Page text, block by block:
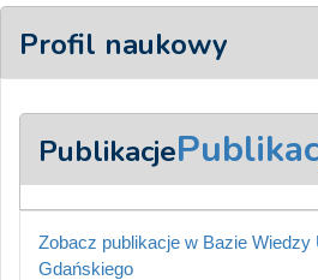
Profil naukowy
Publikacje
Zobacz publikacje w Bazie Wiedzy
Gdańskiego